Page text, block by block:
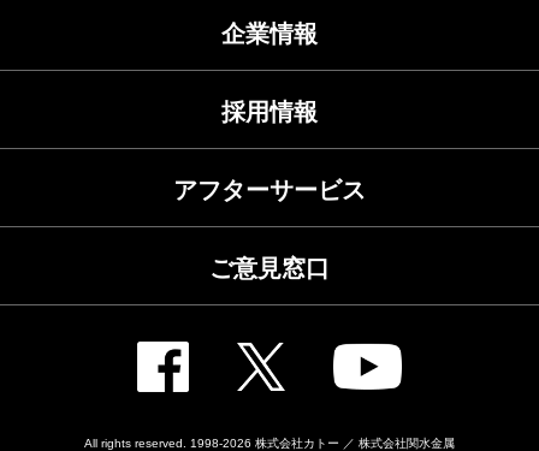
企業情報
採用情報
アフターサービス
ご意見窓口
All rights reserved. 1998-2026 株式会社カトー ／ 株式会社関水金属